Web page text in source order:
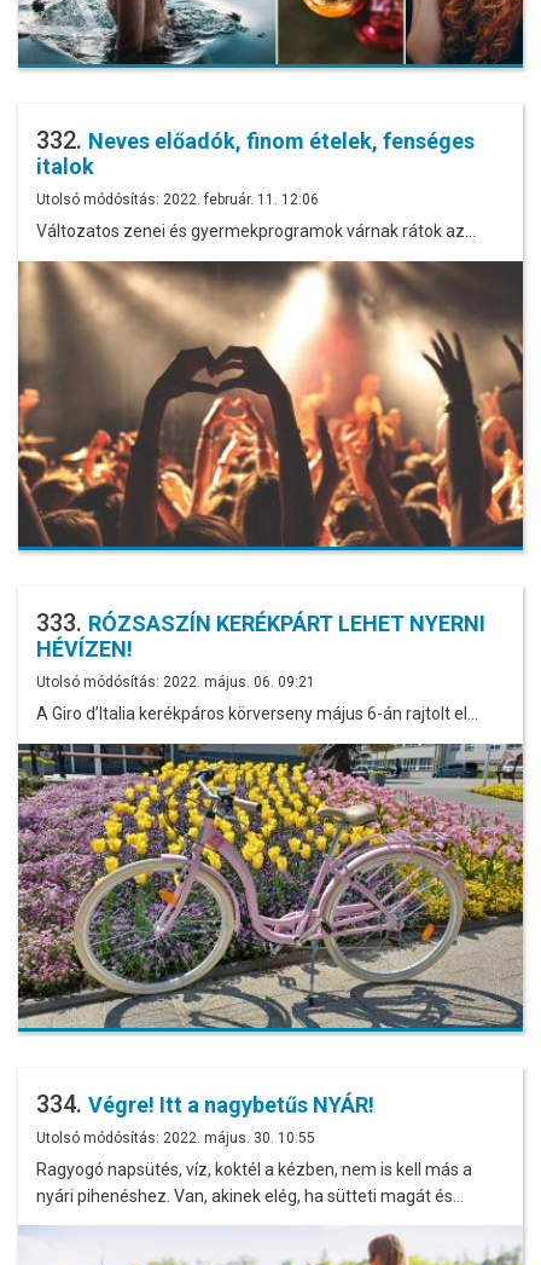
332. Neves előadók, finom ételek, fenséges
italok
Utolsó módósítás: 2022. február. 11. 12:06
Változatos zenei és gyermekprogramok várnak rátok az…
333. RÓZSASZÍN KERÉKPÁRT LEHET NYERNI
HÉVÍZEN!
Utolsó módósítás: 2022. május. 06. 09:21
A Giro d’Italia kerékpáros körverseny május 6-án rajtolt el…
334. Végre! Itt a nagybetűs NYÁR!
Utolsó módósítás: 2022. május. 30. 10:55
Ragyogó napsütés, víz, koktél a kézben, nem is kell más a
nyári pihenéshez. Van, akinek elég, ha sütteti magát és…